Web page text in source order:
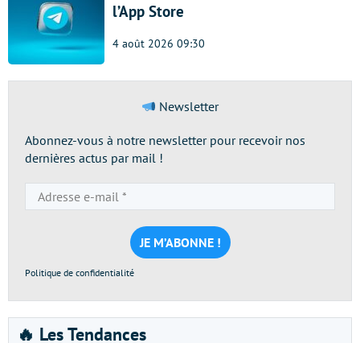
l’App Store
4 août 2026 09:30
Newsletter
Abonnez-vous à notre newsletter pour recevoir nos
dernières actus par mail !
e-
mail
*
Politique de confidentialité
🔥 Les Tendances